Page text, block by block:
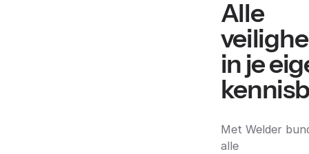
Alle
in je
Met Welder
alle